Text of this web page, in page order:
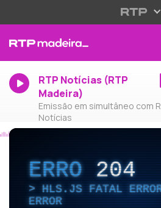
RTP Notícias (RTP
Madeira)
Emissão em simultâneo com
Notícias
ERRO204
HLS.JS FATAL
ERROR